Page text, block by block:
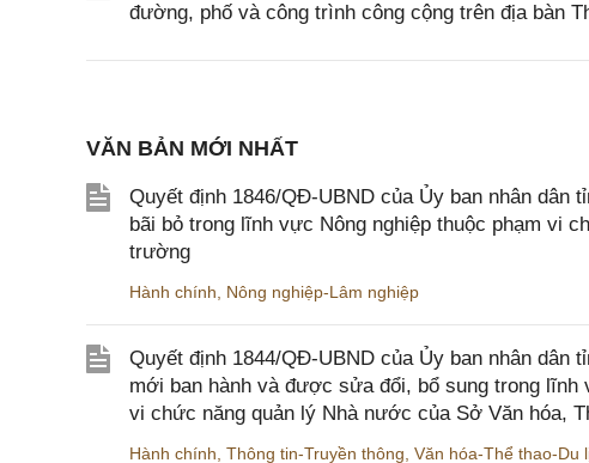
đường, phố và công trình công cộng trên địa bàn
VĂN BẢN MỚI NHẤT
Quyết định 1846/QĐ-UBND của Ủy ban nhân dân
bãi bỏ trong lĩnh vực Nông nghiệp thuộc phạm vi
trường
Hành chính Nông nghiệp-Lâm nghiệp
Quyết định 1844/QĐ-UBND của Ủy ban nhân dân
mới ban hành và được sửa đổi, bổ sung trong
vi chức năng quản lý Nhà nước của Sở Văn hóa,
Hành chính Thông tin-Truyền thông Văn hóa-Thể thao-Du